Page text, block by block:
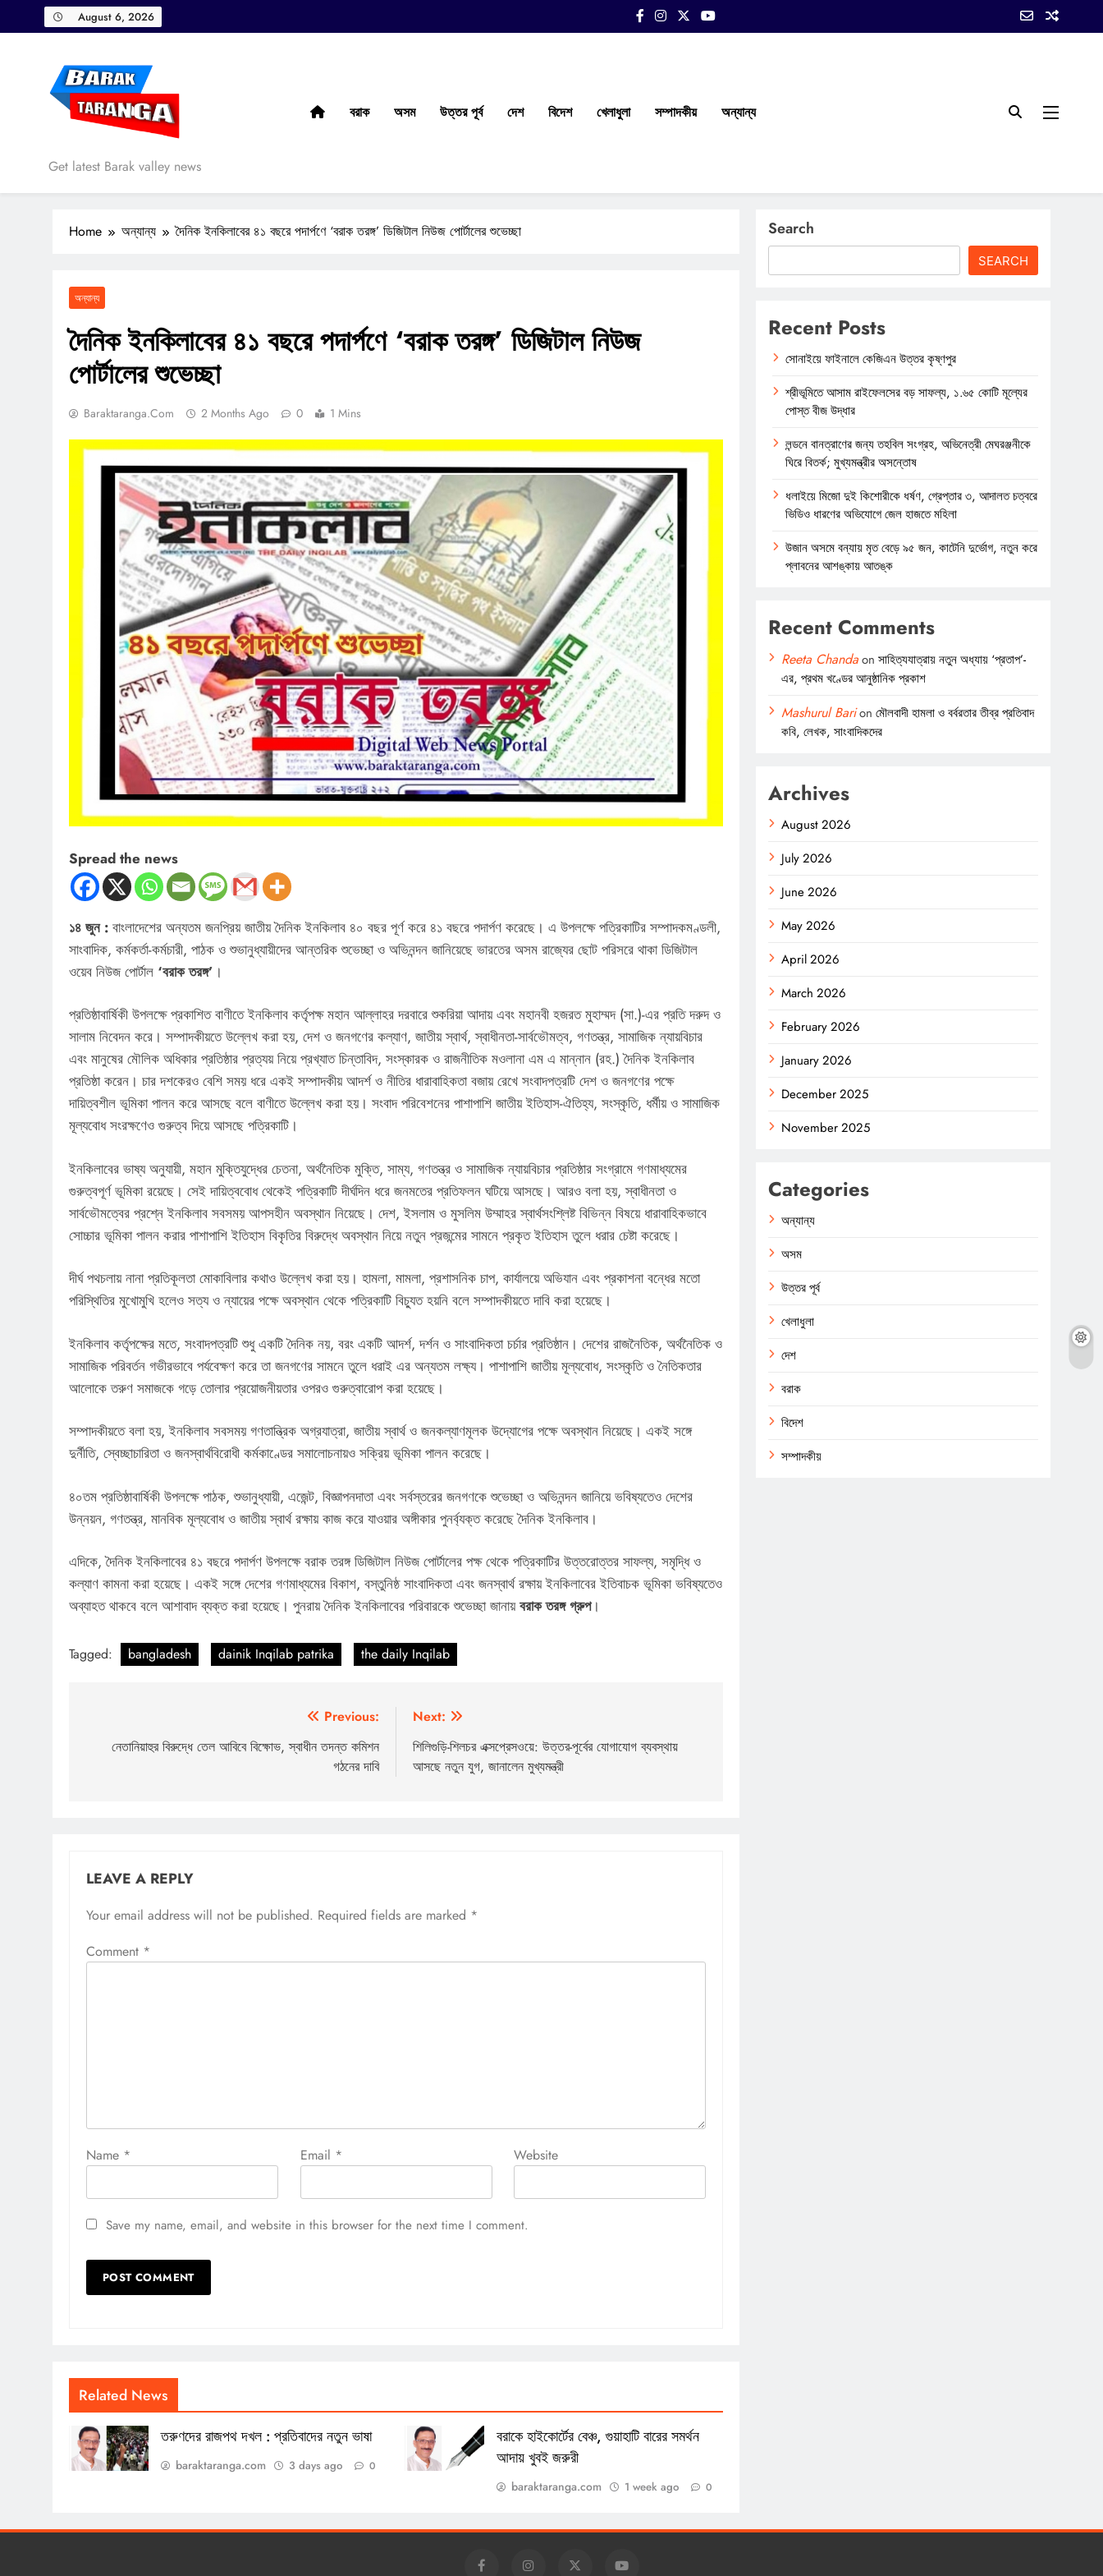
to
August 6, 2026
Barak Taranga
Get latest Barak valley news
বরাক অসম উত্তর পূর্ব দেশ বিদেশ খেলাধুলা সম্পাদকীয় অন্যান্য
Home অন্যান্য দৈনিক ইনকিলাবের ৪১ বছরে পদার্পণে ‘বরাক তরঙ্গ’ ডিজিটাল নিউজ পোর্টালের শুভেচ্ছা
অন্যান্য
দৈনিক ইনকিলাবের ৪১ বছরে পদার্পণে ‘বরাক তরঙ্গ’ ডিজিটাল নিউজ
পোর্টালের শুভেচ্ছা
Baraktaranga.com 2 Months Ago 0 1 Mins
Spread the news
১৪ জুন : বাংলাদেশের অন্যতম জনপ্রিয় জাতীয় দৈনিক ইনকিলাব ৪০ বছর পূর্ণ করে ৪১ বছরে পদার্পণ করেছে। এ উপলক্ষে পত্রিকাটির সম্পাদকমণ্ডলী,
সাংবাদিক, কর্মকর্তা-কর্মচারী, পাঠক ও শুভানুধ্যায়ীদের আন্তরিক শুভেচ্ছা ও অভিনন্দন জানিয়েছে ভারতের অসম রাজ্যের ছোট পরিসরে থাকা ডিজিটাল
ওয়েব নিউজ পোর্টাল ‘বরাক তরঙ্গ’ ।
প্রতিষ্ঠাবার্ষিকী উপলক্ষে প্রকাশিত বাণীতে ইনকিলাব কর্তৃপক্ষ মহান আল্লাহর দরবারে শুকরিয়া আদায় এবং মহানবী হজরত মুহাম্মদ (সা.)-এর প্রতি দরুদ ও
সালাম নিবেদন করে। সম্পাদকীয়তে উল্লেখ করা হয়, দেশ ও জনগণের কল্যাণ, জাতীয় স্বার্থ, স্বাধীনতা-সার্বভৌমত্ব, গণতন্ত্র, সামাজিক ন্যায়বিচার
এবং মানুষের মৌলিক অধিকার প্রতিষ্ঠার প্রত্যয় নিয়ে প্রখ্যাত চিন্তাবিদ, সংস্কারক ও রাজনীতিক মওলানা এম এ মান্নান (রহ.) দৈনিক ইনকিলাব
প্রতিষ্ঠা করেন। চার দশকেরও বেশি সময় ধরে একই সম্পাদকীয় আদর্শ ও নীতির ধারাবাহিকতা বজায় রেখে সংবাদপত্রটি দেশ ও জনগণের পক্ষে
দায়িত্বশীল ভূমিকা পালন করে আসছে বলে বাণীতে উল্লেখ করা হয়। সংবাদ পরিবেশনের পাশাপাশি জাতীয় ইতিহাস-ঐতিহ্য, সংস্কৃতি, ধর্মীয় ও সামাজিক
মূল্যবোধ সংরক্ষণেও গুরুত্ব দিয়ে আসছে পত্রিকাটি।
ইনকিলাবের ভাষ্য অনুযায়ী, মহান মুক্তিযুদ্ধের চেতনা, অর্থনৈতিক মুক্তি, সাম্য, গণতন্ত্র ও সামাজিক ন্যায়বিচার প্রতিষ্ঠার সংগ্রামে গণমাধ্যমের
গুরুত্বপূর্ণ ভূমিকা রয়েছে। সেই দায়িত্ববোধ থেকেই পত্রিকাটি দীর্ঘদিন ধরে জনমতের প্রতিফলন ঘটিয়ে আসছে। আরও বলা হয়, স্বাধীনতা ও
সার্বভৌমত্বের প্রশ্নে ইনকিলাব সবসময় আপসহীন অবস্থান নিয়েছে। দেশ, ইসলাম ও মুসলিম উম্মাহর স্বার্থসংশ্লিষ্ট বিভিন্ন বিষয়ে ধারাবাহিকভাবে
সোচ্চার ভূমিকা পালন করার পাশাপাশি ইতিহাস বিকৃতির বিরুদ্ধে অবস্থান নিয়ে নতুন প্রজন্মের সামনে প্রকৃত ইতিহাস তুলে ধরার চেষ্টা করেছে।
দীর্ঘ পথচলায় নানা প্রতিকূলতা মোকাবিলার কথাও উল্লেখ করা হয়। হামলা, মামলা, প্রশাসনিক চাপ, কার্যালয়ে অভিযান এবং প্রকাশনা বন্ধের মতো
পরিস্থিতির মুখোমুখি হলেও সত্য ও ন্যায়ের পক্ষে অবস্থান থেকে পত্রিকাটি বিচ্যুত হয়নি বলে সম্পাদকীয়তে দাবি করা হয়েছে।
ইনকিলাব কর্তৃপক্ষের মতে, সংবাদপত্রটি শুধু একটি দৈনিক নয়, বরং একটি আদর্শ, দর্শন ও সাংবাদিকতা চর্চার প্রতিষ্ঠান। দেশের রাজনৈতিক, অর্থনৈতিক ও
সামাজিক পরিবর্তন গভীরভাবে পর্যবেক্ষণ করে তা জনগণের সামনে তুলে ধরাই এর অন্যতম লক্ষ্য। পাশাপাশি জাতীয় মূল্যবোধ, সংস্কৃতি ও নৈতিকতার
আলোকে তরুণ সমাজকে গড়ে তোলার প্রয়োজনীয়তার ওপরও গুরুত্বারোপ করা হয়েছে।
সম্পাদকীয়তে বলা হয়, ইনকিলাব সবসময় গণতান্ত্রিক অগ্রযাত্রা, জাতীয় স্বার্থ ও জনকল্যাণমূলক উদ্যোগের পক্ষে অবস্থান নিয়েছে। একই সঙ্গে
দুর্নীতি, স্বেচ্ছাচারিতা ও জনস্বার্থবিরোধী কর্মকাণ্ডের সমালোচনায়ও সক্রিয় ভূমিকা পালন করেছে।
৪০তম প্রতিষ্ঠাবার্ষিকী উপলক্ষে পাঠক, শুভানুধ্যায়ী, এজেন্ট, বিজ্ঞাপনদাতা এবং সর্বস্তরের জনগণকে শুভেচ্ছা ও অভিনন্দন জানিয়ে ভবিষ্যতেও দেশের
উন্নয়ন, গণতন্ত্র, মানবিক মূল্যবোধ ও জাতীয় স্বার্থ রক্ষায় কাজ করে যাওয়ার অঙ্গীকার পুনর্ব্যক্ত করেছে দৈনিক ইনকিলাব।
এদিকে, দৈনিক ইনকিলাবের ৪১ বছরে পদার্পণ উপলক্ষে বরাক তরঙ্গ ডিজিটাল নিউজ পোর্টালের পক্ষ থেকে পত্রিকাটির উত্তরোত্তর সাফল্য, সমৃদ্ধি ও
কল্যাণ কামনা করা হয়েছে। একই সঙ্গে দেশের গণমাধ্যমের বিকাশ, বস্তুনিষ্ঠ সাংবাদিকতা এবং জনস্বার্থ রক্ষায় ইনকিলাবের ইতিবাচক ভূমিকা ভবিষ্যতেও
অব্যাহত থাকবে বলে আশাবাদ ব্যক্ত করা হয়েছে। পুনরায় দৈনিক ইনকিলাবের পরিবারকে শুভেচ্ছা জানায়বরাক তরঙ্গ গ্রুপ।
Tagged: bangladesh dainik Inqilab patrika the daily Inqilab
navigation
Previous:
নেতানিয়াহুর বিরুদ্ধে তেল আবিবে বিক্ষোভ, স্বাধীন তদন্ত কমিশন
গঠনের দাবি
Next:
শিলিগুড়ি-শিলচর এক্সপ্রেসওয়ে: উত্তর-পূর্বের যোগাযোগ ব্যবস্থায়
আসছে নতুন যুগ, জানালেন মুখ্যমন্ত্রী
LEAVE A REPLY
Your email address will not be published. Required fields are marked *
Comment *
Name * Email * Website
Save my name, email, and website in this browser for the next time I comment.
Related News
তরুণদের রাজপথ দখল : প্রতিবাদের নতুন ভাষা
baraktaranga.com 3 days ago 0
বরাকে হাইকোর্টের বেঞ্চ, গুয়াহাটি বারের সমর্থন
আদায় খুবই জরুরী
baraktaranga.com 1 week ago 0
Search
SEARCH
Recent Posts
সোনাইয়ে ফাইনালে কেজিএন উত্তর কৃষ্ণপুর
শ্রীভূমিতে আসাম রাইফেলসের বড় সাফল্য, ১.৬৫ কোটি মূল্যের
পোস্ত বীজ উদ্ধার
লন্ডনে বানত্রাণের জন্য তহবিল সংগ্রহ, অভিনেত্রী মেঘরঞ্জনীকে
ঘিরে বিতর্ক; মুখ্যমন্ত্রীর অসন্তোষ
ধলাইয়ে মিজো দুই কিশোরীকে ধর্ষণ, গ্রেপ্তার ৩, আদালত চত্বরে
ভিডিও ধারণের অভিযোগে জেল হাজতে মহিলা
উজান অসমে বন্যায় মৃত বেড়ে ৯৫ জন, কাটেনি দুর্ভোগ, নতুন করে
প্লাবনের আশঙ্কায় আতঙ্ক
Recent Comments
Reeta Chandaonসাহিত্যযাত্রায় নতুন অধ্যায় ‘প্রতাপ’-
এর, প্রথম খণ্ডের আনুষ্ঠানিক প্রকাশ
Mashurul Barionমৌলবাদী হামলা ও বর্বরতার তীব্র প্রতিবাদ
কবি, লেখক, সাংবাদিকদের
Archives
August 2026
July 2026
June 2026
May 2026
April 2026
March 2026
February 2026
January 2026
December 2025
November 2025
Categories
অন্যান্য
অসম
উত্তর পূর্ব
খেলাধুলা
দেশ
বরাক
বিদেশ
সম্পাদকীয়